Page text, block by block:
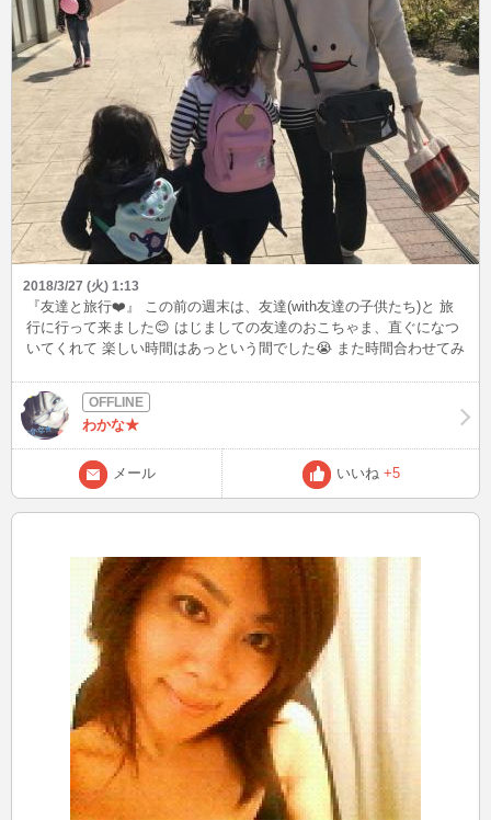
2018/3/27 (火) 1:13
『友達と旅行❤️』 この前の週末は、友達(with友達の子供たち)と 旅
行に行って来ました😊 はじましての友達のおこちゃま、直ぐになつ
いてくれて 楽しい時間はあっという間でした😭 また時間合わせてみ
わかな★
メール いいね +5